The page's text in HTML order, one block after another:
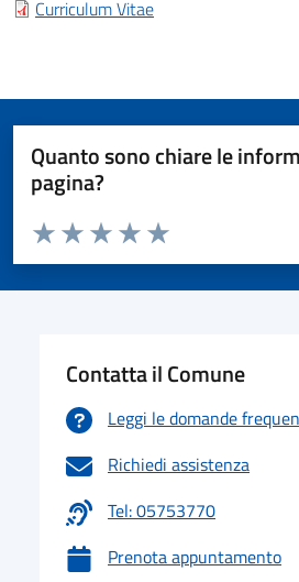
Curriculum Vitae
Quanto sono chiare le
pagina?
Valuta da 1 a 5 stelle la pagina
Valuta 5 stelle su 5
Valuta 4 stelle su 5
Valuta 3 stelle su 5
Valuta 2 stelle su 5
Valuta 1 stelle su 5
Contatta il Comune
Leggi le domande
Richiedi assistenza
Tel: 05753770
Prenota appuntamento